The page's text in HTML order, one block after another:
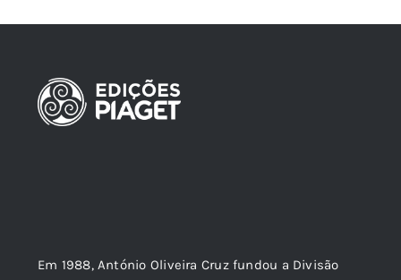
Em 1988, António Oliveira Cruz fundou a Divisão